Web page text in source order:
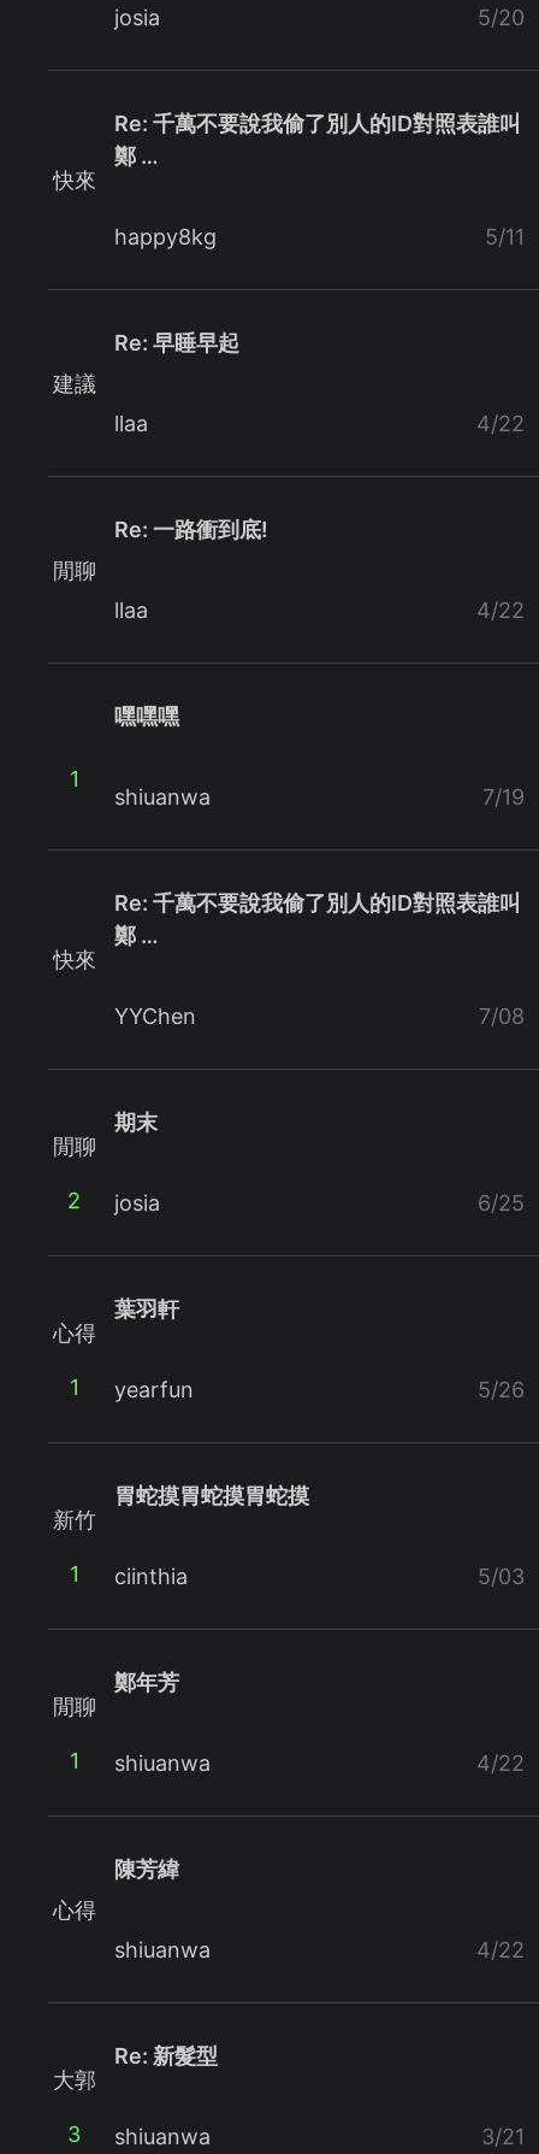
josia 5/20
快來
Re: 千萬不要說我偷了別人的ID對照表誰叫
鄭 …
happy8kg 5/11
建議
Re: 早睡早起
llaa 4/22
閒聊
Re: 一路衝到底!
llaa 4/22
1
嘿嘿嘿
shiuanwa 7/19
快來
Re: 千萬不要說我偷了別人的ID對照表誰叫
鄭 …
YYChen 7/08
閒聊
2
期末
josia 6/25
心得
1
葉羽軒
yearfun 5/26
新竹
1
胃蛇摸胃蛇摸胃蛇摸
ciinthia 5/03
閒聊
1
鄭年芳
shiuanwa 4/22
心得
陳芳緯
shiuanwa 4/22
大郭
3
Re: 新髮型
shiuanwa 3/21